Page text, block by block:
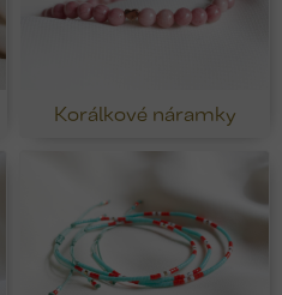
Korálkové náramky